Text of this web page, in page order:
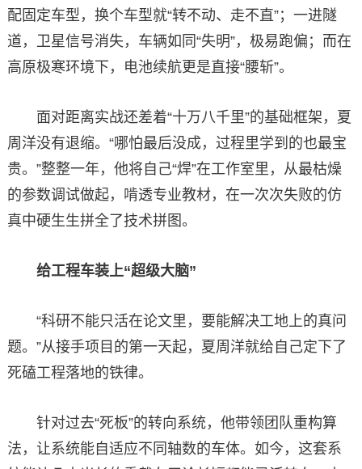
配固定车型，换个车型就“转不动、走不直”；一进隧
道，卫星信号消失，车辆如同“失明”，极易跑偏；而在
高原极寒环境下，电池续航更是直接“腰斩”。
面对距离实战还差着“十万八千里”的基础框架，夏
周洋没有退缩。“哪怕最后没成，过程里学到的也最宝
贵。”整整一年，他将自己“焊”在工作室里，从最枯燥
的参数调试做起，啃透专业教材，在一次次失败的仿
真中硬生生拼全了技术拼图。
给工程车装上“超级大脑”
“科研不能只活在论文里，要能解决工地上的真问
题。”从接手项目的第一天起，夏周洋就给自己定下了
死磕工程落地的铁律。
针对过去“死板”的转向系统，他带领团队重构算
法，让系统能自适应不同轴数的车体。如今，这套系